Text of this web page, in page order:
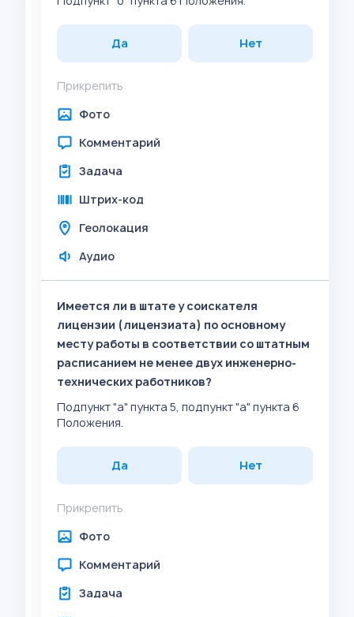
Да Нет
Прикрепить
Фото
Комментарий
Задача
Штрих-код
Геолокация
Аудио
Имеется ли в штате у соискателя
лицензии (лицензиата) по основному
месту работы в соответствии со штатным
расписанием не менее двух инженерно-
технических работников?
Подпункт "а" пункта 5, подпункт "а" пункта 6
Положения.
Да Нет
Прикрепить
Фото
Комментарий
Задача